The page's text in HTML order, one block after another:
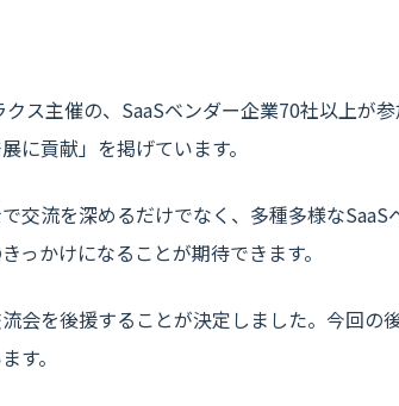
クス主催の、SaaSベンダー企業70社以上が
に貢献」を掲げています。
交流を深めるだけでなく、多種多様な
っかけになることが期待できます。
会を後援することが決定しました。今回の
す。